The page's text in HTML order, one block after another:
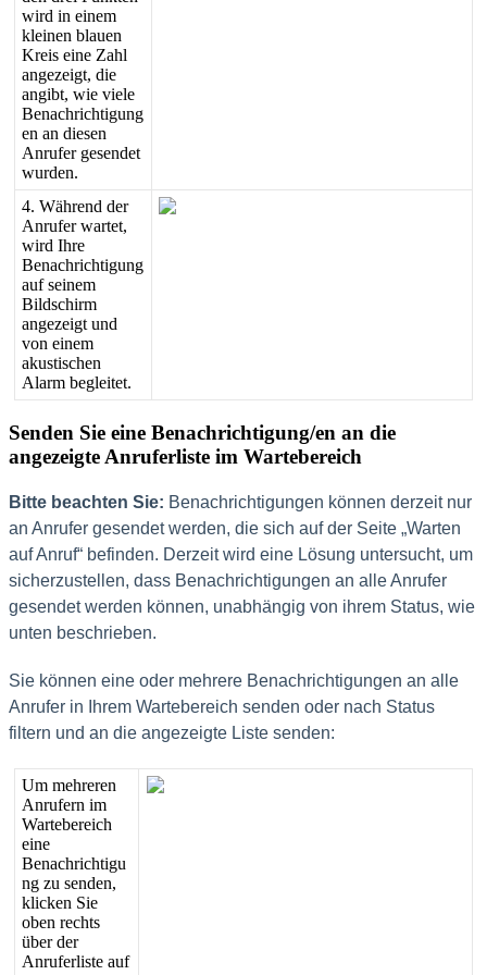
wird in einem
kleinen blauen
Kreis eine Zahl
angezeigt, die
angibt, wie viele
Benachrichtigung
en an diesen
Anrufer gesendet
wurden.
4. Während der
Anrufer wartet,
wird Ihre
Benachrichtigung
auf seinem
Bildschirm
angezeigt und
von einem
akustischen
Alarm begleitet.
Senden Sie eine Benachrichtigung/en an die
angezeigte Anruferliste im Wartebereich
Bitte beachten Sie: Benachrichtigungen können derzeit nur
an Anrufer gesendet werden, die sich auf der Seite „Warten
aufAnruf“ befinden. Derzeit wird eine Lösung untersucht, um
sicherzustellen, dass Benachrichtigungen an alleAnrufer
gesendet werden können, unabhängig von ihrem Status, wie
unten beschrieben.
Sie können eine oder mehrere Benachrichtigungen an alle
Anrufer in Ihrem Wartebereich senden oder nach Status
filtern und an die angezeigte Liste senden:
Um mehreren
Anrufern im
Wartebereich
eine
Benachrichtigu
ng zu senden,
klicken Sie
oben rechts
über der
Anruferliste auf